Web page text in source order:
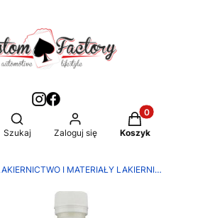
Otwórz wyszukiwarkę
Szukaj Zaloguj się
Produkty w
Koszyk
LAKIERNICTWO I MATERIAŁY LAKIERNICZE